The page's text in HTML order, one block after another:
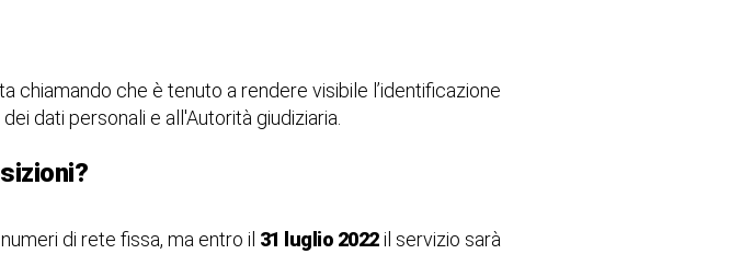
chiamando che è tenuto a rendere visibile l’identificazione
dati personali e all'Autorità giudiziaria.
di rete fissa, ma entro il 31 luglio 2022il servizio sarà